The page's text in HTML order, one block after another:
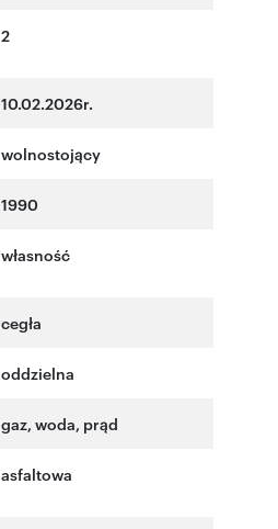
2
10.02.2026r.
wolnostojący
1990
własność
cegła
oddzielna
gaz, woda, prąd
asfaltowa